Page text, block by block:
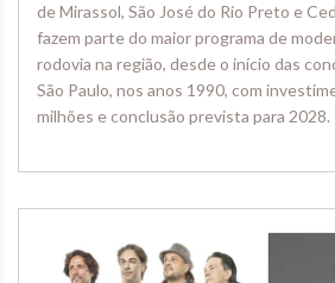
de Mirassol, São José do Rio Preto e
fazem parte do maior programa de
rodovia na região, desde o início das
São Paulo, nos anos 1990, com
milhões e conclusão prevista para 2028.